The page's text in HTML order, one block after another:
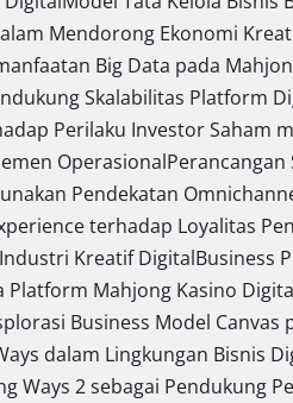
Mendorong Ekonomi
Big Data pada
Skalabilitas Platform
Perilaku Investor Saham
Operasional
Pendekatan
terhadap Loyalitas
Kreatif DigitalBusiness
Platform Mahjong Kasino
Business Model
dalam Lingkungan Bisnis
Ways 2 sebagai Pendukung